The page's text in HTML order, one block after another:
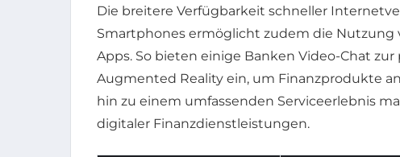
Die breitere Verfügbarkeit schneller
Smartphones ermöglicht zudem die
Apps. So bieten einige Banken Video-Chat
Augmented Reality ein, um Finanzprodukte
hin zu einem umfassenden Serviceerlebnis
digitaler Finanzdienstleistungen.